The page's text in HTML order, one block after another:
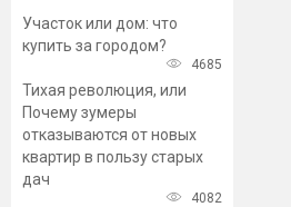
Участок или дом: что
купить за городом?
4685
Тихая революция, или
Почему зумеры
отказываются от новых
квартир в пользу старых
дач
4082